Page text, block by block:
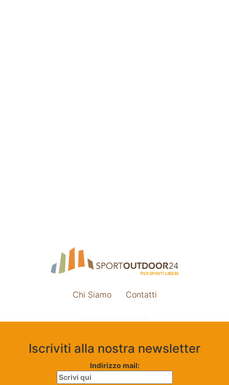
Chi Siamo Contatti
Iscriviti alla nostra newsletter
Indirizzo mail: